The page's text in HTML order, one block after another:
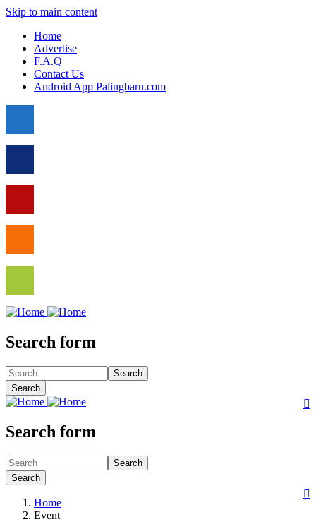
Skip to main content
Home
Advertise
F.A.Q
Contact Us
Android App Palingbaru.com
Search form
Search
Search

Search form
Search
Search

Home
Event